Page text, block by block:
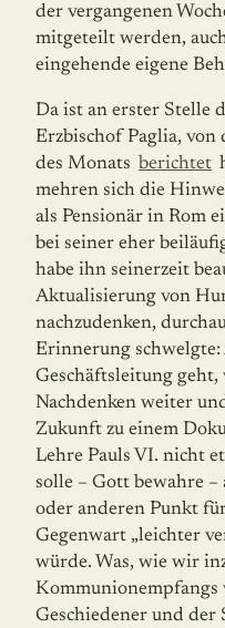
der vergangenen
mitgeteilt werden,
eingehende eigene
Da ist an erster Stelle
Erzbischof Paglia,
des Monats berichtet
mehren sich die
als Pensionär in Rom
bei seiner eher
habe ihn seinerzeit
Aktualisierung von
nachzudenken,
Erinnerung
Geschäftsleitung geht,
Nachdenken weiter
Zukunft zu einem
Lehre Pauls VI. nicht
solle – Gott bewah­re
oder anderen Punkt
Gegenwart „leichter
würde. Was, wie wir
Geschiedener und der